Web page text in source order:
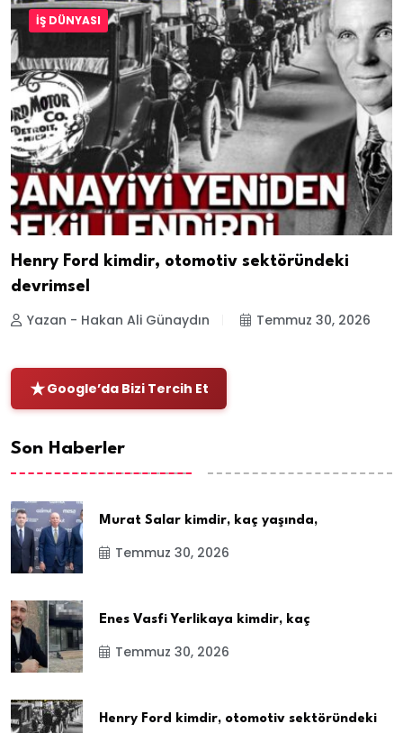
İŞ DÜNYASI
Henry Ford kimdir, otomotiv sektöründeki
devrimsel
Yazan - Hakan Ali Günaydın Temmuz 30, 2026
Google’da Bizi Tercih Et
Son Haberler
Murat Salar kimdir, kaç yaşında,
Temmuz 30, 2026
Enes Vasfi Yerlikaya kimdir, kaç
Temmuz 30, 2026
Henry Ford kimdir, otomotiv sektöründeki